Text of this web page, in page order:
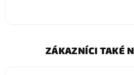
ZÁKAZNÍCI TAKÉ